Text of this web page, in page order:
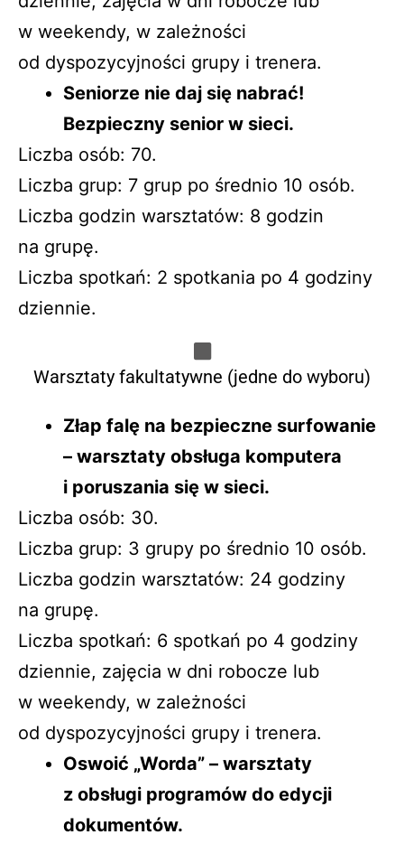
w weekendy, w zależności
od dyspozycyjności grupy i trenera.
Seniorze nie daj się nabrać!
Bezpieczny senior w sieci.
Liczba osób: 70.
Liczba grup: 7 grup po średnio 10 osób.
Liczba godzin warsztatów: 8 godzin
na grupę.
Liczba spotkań: 2 spotkania po 4 godziny
dziennie.
Warsztaty fakultatywne (jedne do wyboru)
Złap falę na bezpieczne surfowanie
– warsztaty obsługa komputera
i poruszania się w sieci.
Liczba osób: 30.
Liczba grup: 3 grupy po średnio 10 osób.
Liczba godzin warsztatów: 24 godziny
na grupę.
Liczba spotkań: 6 spotkań po 4 godziny
dziennie, zajęcia w dni robocze lub
w weekendy, w zależności
od dyspozycyjności grupy i trenera.
Oswoić „Worda” – warsztaty
z obsługi programów do edycji
dokumentów.